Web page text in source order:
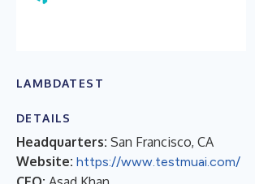
LAMBDATEST
DETAILS
Headquarters: San Francisco, CA
Website: https://www.testmuai.com/